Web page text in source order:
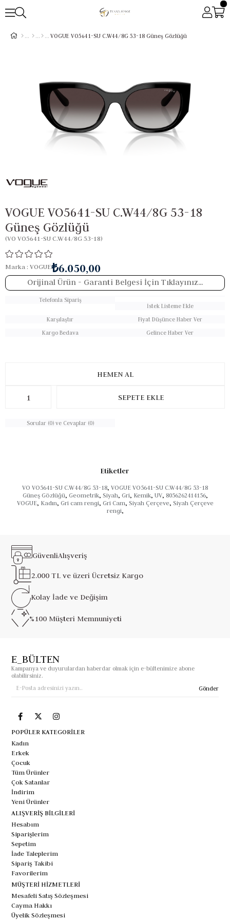
VOGUE VO5641-SU C.W44/8G 53-18 Güneş Gözlüğü
VOGUE VO5641-SU C.W44/8G 53-18
Güneş Gözlüğü
(VO VO5641-SU C.W44/8G 53-18)
Marka : VOGUE₺6.050,00
Orijinal Ürün - Garanti Belgesi İçin Tıklayınız...
Telefonla Sipariş
İstek Listeme Ekle
Karşılaştır
Fiyat Düşünce Haber Ver
Kargo Bedava
Gelince Haber Ver
Sorular (0) ve Cevaplar (0)
Etiketler
VO VO5641-SU C.W44/8G 53-18, VOGUE VO5641-SU C.W44/8G 53-18
Güneş Gözlüğü, Geometrik, Siyah, Gri, Kemik, UV, 8056262414156,
VOGUE, Kadın, Gri cam rengi, Gri Cam, Siyah Çerçeve, Siyah Çerçeve
rengi,
GüvenliAlışveriş
2.000 TL ve üzeriÜcretsiz Kargo
Kolay İade ve Değişim
%100 Müşteri Memnuniyeti
E_BÜLTEN
Kampanya ve duyurulardan haberdar olmak için e-bültenimize abone
olabilirsiniz.
Gönder
POPÜLER KATEGORİLER
Kadın
Erkek
Çocuk
Tüm Ürünler
Çok Satanlar
İndirim
Yeni Ürünler
ALIŞVERİŞ BİLGİLERİ
Hesabım
Siparişlerim
Sepetim
İade Taleplerim
Sipariş Takibi
Favorilerim
MÜŞTERİ HİZMETLERİ
Mesafeli Satış Sözleşmesi
Cayma Hakkı
Üyelik Sözleşmesi